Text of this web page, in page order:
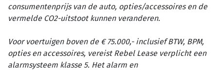
consumentenprijs van de auto, opties/accessoires en de
vermelde CO2-uitstoot kunnen veranderen.
Voor voertuigen boven de € 75.000,- inclusief BTW, BPM,
opties en accessoires, vereist Rebel Lease verplicht een
alarmsysteem klasse 5. Het alarm en